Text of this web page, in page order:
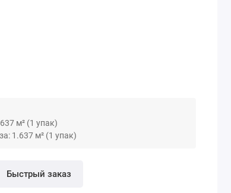
м² (1 упак)
1.637 м² (1 упак)
Быстрый заказ